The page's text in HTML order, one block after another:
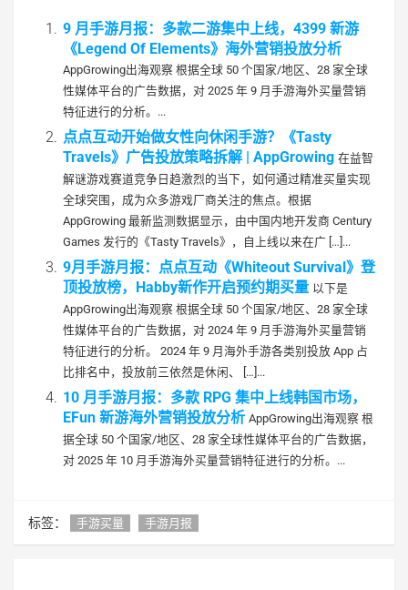
9 月手游月报：多款二游集中上线，4399 新游
《Legend Of Elements》海外营销投放分析
AppGrowing出海观察 根据全球 50 个国家/地区、28 家全球
性媒体平台的广告数据，对 2025 年 9 月手游海外买量营销
特征进行的分析。...
点点互动开始做女性向休闲手游？《Tasty
Travels》广告投放策略拆解 | AppGrowing 在益智
解谜游戏赛道竞争日趋激烈的当下，如何通过精准买量实现
全球突围，成为众多游戏厂商关注的焦点。根据
AppGrowing 最新监测数据显示，由中国内地开发商 Century
Games 发行的《Tasty Travels》，自上线以来在广 […]...
9月手游月报：点点互动《Whiteout Survival》登
顶投放榜，Habby新作开启预约期买量 以下是
AppGrowing出海观察 根据全球 50 个国家/地区、28 家全球
性媒体平台的广告数据，对 2024 年 9 月手游海外买量营销
特征进行的分析。 2024 年 9 月海外手游各类别投放 App 占
比排名中，投放前三依然是休闲、 […]...
10 月手游月报：多款 RPG 集中上线韩国市场，
EFun 新游海外营销投放分析 AppGrowing出海观察 根
据全球 50 个国家/地区、28 家全球性媒体平台的广告数据，
对 2025 年 10 月手游海外买量营销特征进行的分析。...
标签： 手游买量 手游月报